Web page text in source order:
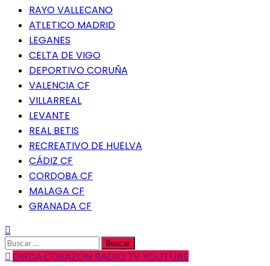
RAYO VALLECANO
ATLETICO MADRID
LEGANES
CELTA DE VIGO
DEPORTIVO CORUÑA
VALENCIA CF
VILLARREAL
LEVANTE
REAL BETIS
RECREATIVO DE HUELVA
CÁDIZ CF
CORDOBA CF
MALAGA CF
GRANADA CF
Buscar:
ONDA CORAZON RADIO TV YOUTUBE